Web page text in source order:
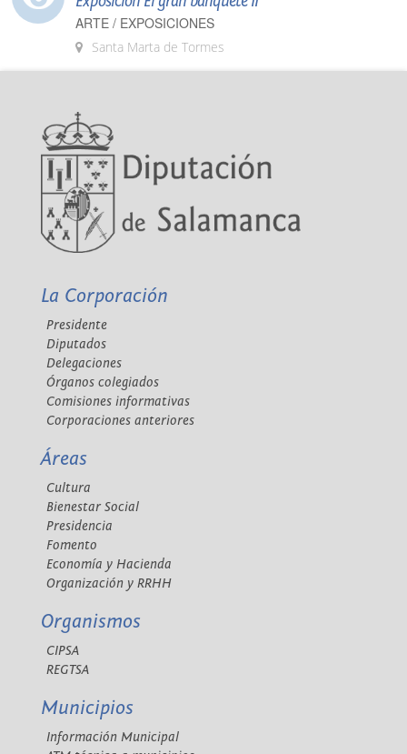
ARTE / EXPOSICIONES
Santa Marta de Tormes
La Corporación
Presidente
Diputados
Delegaciones
Órganos colegiados
Comisiones informativas
Corporaciones anteriores
Áreas
Cultura
Bienestar Social
Presidencia
Fomento
Economía y Hacienda
Organización y RRHH
Organismos
CIPSA
REGTSA
Municipios
Información Municipal